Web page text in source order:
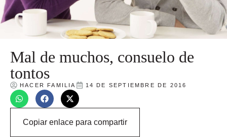
Mal de muchos, consuelo de
tontos
HACER FAMILIA 14 DE SEPTIEMBRE DE 2016
Copiar enlace para compartir